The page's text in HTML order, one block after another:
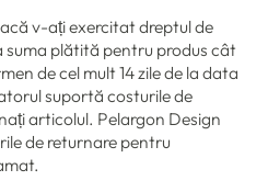
v-ați exercitat dreptul de
suma plătită pentru produs cât
de cel mult 14 zile de la data
suportă costurile de
articolul. Pelargon Design
de returnare pentru